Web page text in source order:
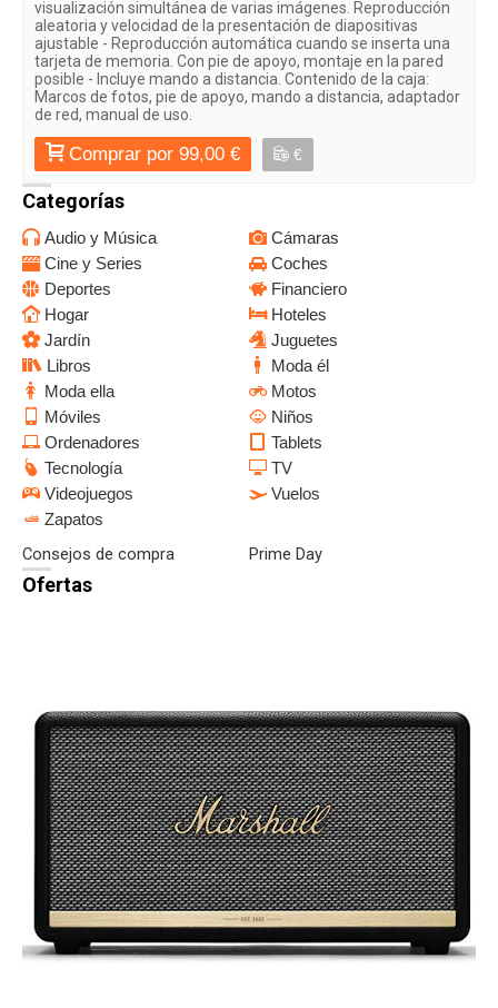
visualización simultánea de varias imágenes. Reproducción
aleatoria y velocidad de la presentación de diapositivas
ajustable - Reproducción automática cuando se inserta una
tarjeta de memoria. Con pie de apoyo, montaje en la pared
posible - Incluye mando a distancia. Contenido de la caja:
Marcos de fotos, pie de apoyo, mando a distancia, adaptador
de red, manual de uso.
Comprar por 99,00 € €
Categorías
Audio y Música
Cámaras
Cine y Series
Coches
Deportes
Financiero
Hogar
Hoteles
Jardín
Juguetes
Libros
Moda él
Moda ella
Motos
Móviles
Niños
Ordenadores
Tablets
Tecnología
TV
Videojuegos
Vuelos
Zapatos
Consejos de compra Prime Day
Ofertas